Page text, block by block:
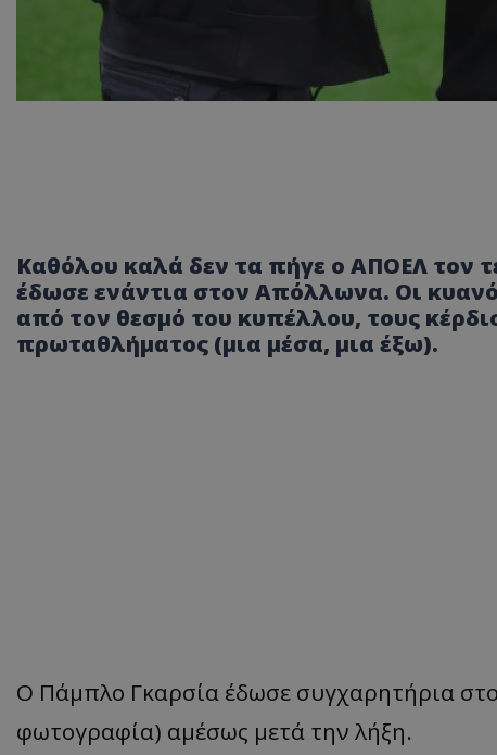
Καθόλου καλά δεν τα πήγε ο ΑΠΟΕΛ τον
έδωσε ενάντια στον Απόλλωνα. Οι
από τον θεσμό του κυπέλλου, τους
πρωταθλήματος (μια μέσα, μια έξω).
Ο Πάμπλο Γκαρσία έδωσε συγχαρητήρια
φωτογραφία) αμέσως μετά την λήξη.